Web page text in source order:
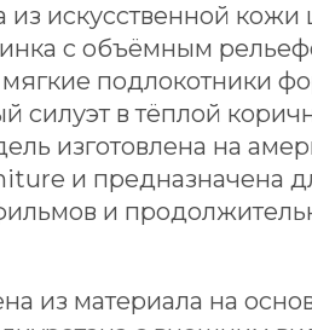
искусственной кожи
с объёмным
подлокотники
силуэт в тёплой
изготовлена на
и предназначена
и
из материала на